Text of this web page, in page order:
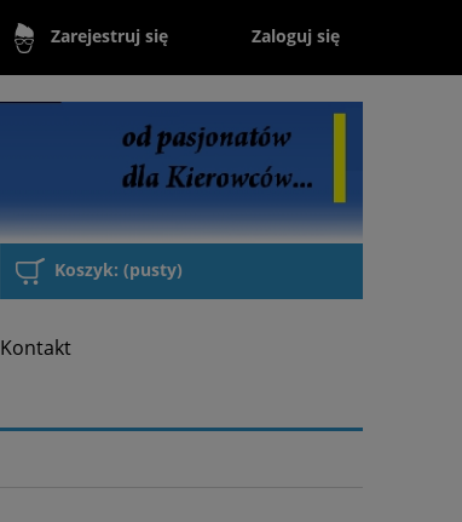
Zarejestruj się Zaloguj się
Koszyk: (pusty)
Kontakt